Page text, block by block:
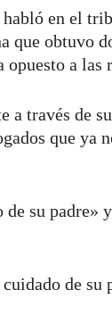
en el
que obtuvo
a las
través de
que ya
su padre»
de